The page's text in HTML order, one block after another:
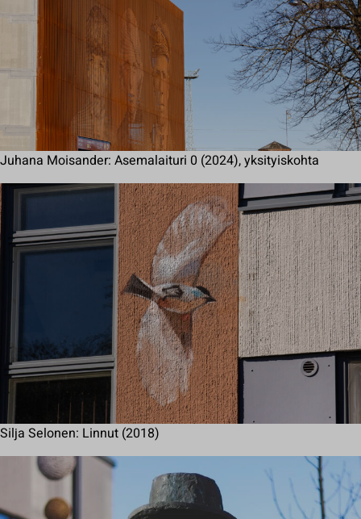
Juhana Moisander: Asemalaituri 0 (2024), yksityiskohta
Silja Selonen: Linnut (2018)